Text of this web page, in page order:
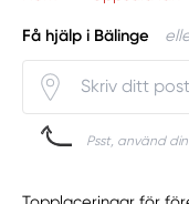
Få hjälp i Bälinge
Psst, använd